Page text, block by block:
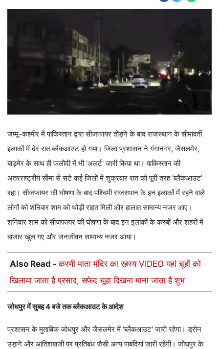
जम्मू-कश्मीर में पाकिस्तान द्वारा सीजफायर तोड़ने के बाद राजस्थान के सीमावर्ती
इलाकों में देर रात ब्लैकआउट हो गया। जिला प्रशासन ने गंगानगर, जैसलमेर,
बाड़मेर के साथ ही फलौदी में भी 'अलर्ट' जारी किया था। पाकिस्तान की
अंतरराष्ट्रीय सीमा से सटे कई जिलों में शुक्रवार रात को पूरी तरह 'ब्लैकआउट'
रहा। सीजफायर की घोषणा के बाद पश्चिमी राजस्थान के इन इलाकों में रहने वाले
लोगों को शनिवार शाम को थोड़ी राहत मिली और हालात सामान्य नजर आए।
शनिवार शाम को सीजफायर की घोषणा के बाद इन इलाकों के कस्बों और शहरों में
बाजार खुल गए और जनजीवन सामान्य नजर आया।
Also Read -करणी माता मंदिर का रहस्य VIDEO यहां चूहों को
खिलाया जाता है प्रसाद, सफेद चूहा दिखना माना जाता है शुभ
जोधपुर में सुबह 4 बजे तक ब्लैकआउट के आदेश
प्रशासन के मुताबिक जोधपुर और जैसलमेर में 'ब्लैकआउट' जारी रहेगा। ड्रोन
उड़ाने और आतिशबाजी पर प्रतिबंध जैसी अन्य पाबंदियां जारी रहेंगी। जोधपुर के